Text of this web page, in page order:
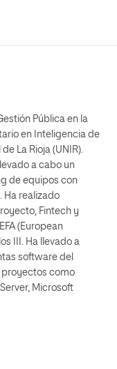
Pública en la
en Inteligencia de
La Rioja (UNIR).
a cabo un
de equipos con
Ha realizado
Fintech y
(European
III. Ha llevado a
software del
proyectos como
Microsoft